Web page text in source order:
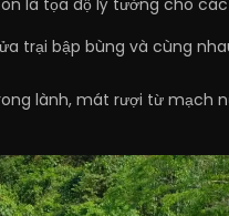
trại bập bùng và cùng
lành, mát rượi từ mạch